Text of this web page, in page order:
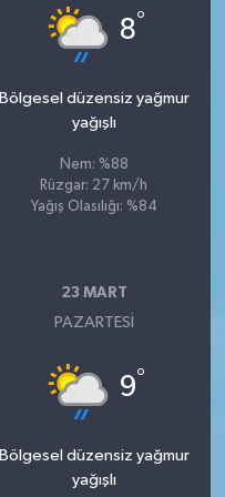
8°
Bölgesel düzensiz yağmur
yağışlı
Nem: %88
Rüzgar: 27 km/h
Yağış Olasılığı: %84
23 MART
PAZARTESI
9°
Bölgesel düzensiz yağmur
yağışlı